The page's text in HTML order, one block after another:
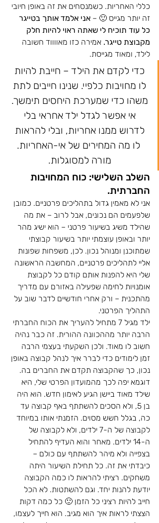
כללי האחריות. כשמנסחים את זה באופן חיובי
זה יותר מגייס 🙂 – אני אלמד אותך בטייגר
כל עוד תוכיח לי שאתה ראוי להיות חלק
מקבוצת טייגר. אמירה כזו מאווווד חשובה
לילד, ומאוד מגייסת.
כדי לקדם את הילד – חייבת להיות
לו מחויבות כלפיי. שנינו חייבים לתת
משהו כדי שמערכת היחסים תימשך.
אי אפשר לגדל ילד אחראי בלי
לדרוש ממנו אחריות, ובלי להראות
לו מה המחירים של אי-האחריות.
מורה למסוגלות.
השלב השלישי: כוח המחויבות
החברתית.
אני לא מאמין גדול בתהליכים פרטניים. כמובן
שלפעמים הם נכונים, אבל לרוב – את מה
שהילד משיג בשיעור פרטני – הוא ישיג מהר
יותר ובאופן עוצמתי יותר בשיעור קבוצתי
שמתוכנן ומנוהל נכון. לכן, משפחות שפונות
אליי לתהליכים פרטניים, המחשבה הראשונה
שלי היא להפנות אותם קודם כל לקבוצת
אומנויות לחימה שפעילה באזורם עם מדריך
מהתכנית – ורק אחרי חודשיים לדבר שוב על
התהליך הפרטני.
ילד מגיל 7 מתחיל להעריך את הכוח החברתי
הרבה יותר מההכוונה ההורית. זה כבר נהיה
חשוב לו מאוד. ולכן השקעתי בעצמי הרבה
זמן לימודים כדי לברר איך לנהל קבוצה באופן
נכון, כך שהקבוצה תקדם את החברים בה.
דוגמא יפה לכך מהמועדון הפרטי שלי, היא
שילד מאוד ביישן הגיע לאימון חדש. הוא היה
בן 5, ולא הסכים להשתתף באף קבוצה עד
כה, בגלל חשש מסוים. הזמנתי אותו במיוחד
לקבוצה של ה-7 ילדים, ולא לקבוצה של
ה-14 ילדים. מאחר והוא העדיף להתחיל
בצפייה ולא מיהר להשתתף עם כולם –
כיבדתי את זה. כל תחילת השיעור היתה
משחקים. רציתי להראות לו כמה הקבוצה
יודעת להנות יחד. וגם להשתטות. לא הכל
חייב להיות רציני כל הזמן 🙂 כל כמה דקות
הצצתי לראות איך הוא מגיב. הוא חייך לעצמו,